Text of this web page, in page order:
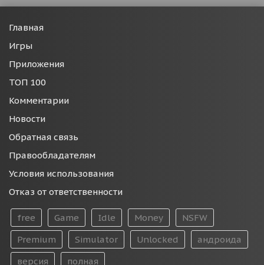
Главная
Игры
Приложения
ТОП 100
Комментарии
Новости
Обратная связь
Правообладателям
Условия использования
Отказ от ответственности
free Game Idle Money
NSFW
Premium
Simulator Unlocked
андроида
версия
полная